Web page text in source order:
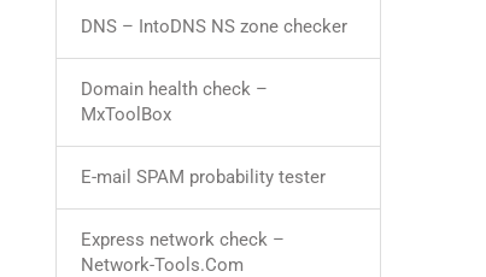
DNS – IntoDNS NS zone checker
Domain health check –
MxToolBox
E-mail SPAM probability tester
Express network check –
Network-Tools.Com